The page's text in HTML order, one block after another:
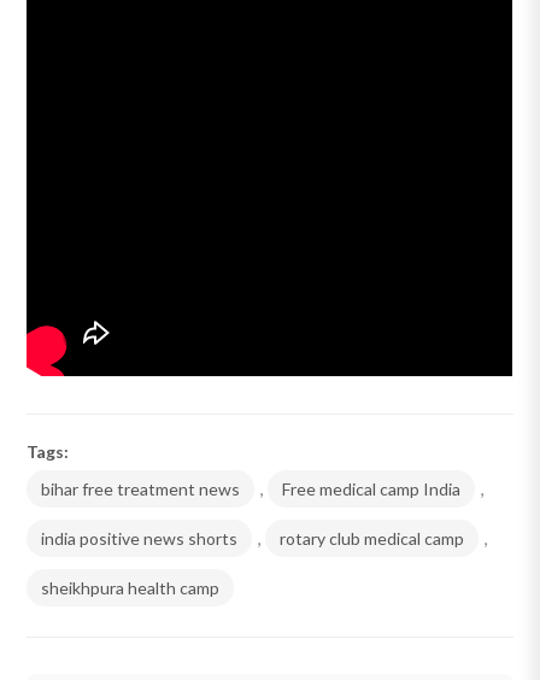
Tags:
bihar free treatment news
, Free medical camp India ,
india positive news shorts , rotary club medical camp ,
sheikhpura health camp